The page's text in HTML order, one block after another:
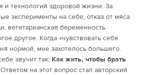
и технологий здоровой жизни. За
эксперименты на себе, отказ от мяса
вегетарианская беременность
другое. Когда «чувствовать себя
нормой, мне захотелось большего.
звучит так: Как жить, чтобы брать
Ответом на этот вопрос стал авторский